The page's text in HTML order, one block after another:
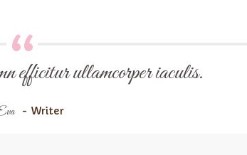
efficitur ullamcorper iaculis.
- Writer